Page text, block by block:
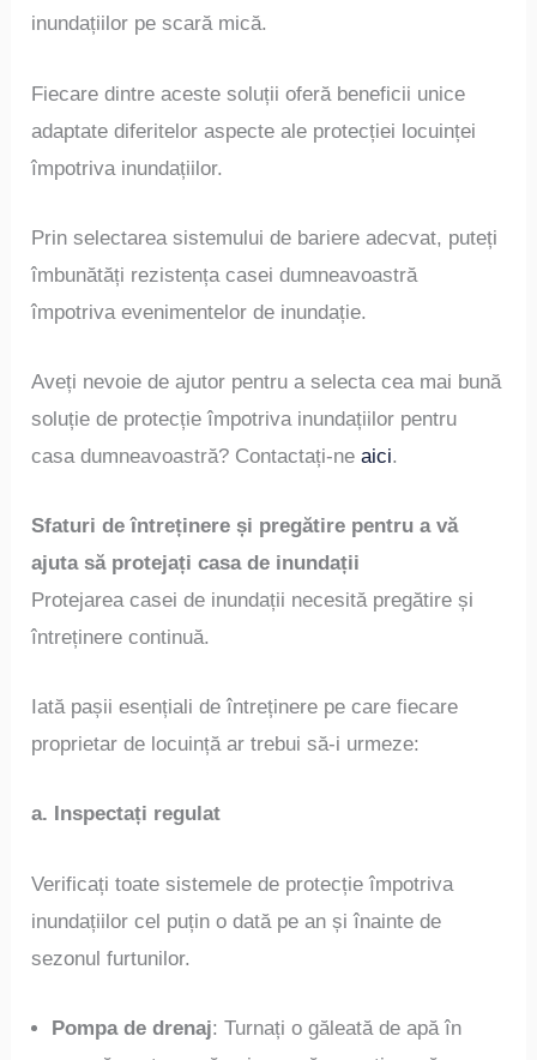
inundațiilor pe scară mică.
Fiecare dintre aceste soluții oferă beneficii unice
adaptate diferitelor aspecte ale protecției locuinței
împotriva inundațiilor.
Prin selectarea sistemului de bariere adecvat, puteți
îmbunătăți rezistența casei dumneavoastră
împotriva evenimentelor de inundație.
Aveți nevoie de ajutor pentru a selecta cea mai bună
soluție de protecție împotriva inundațiilor pentru
casa dumneavoastră? Contactați-neaici.
Sfaturi de întreținere și pregătire pentru a vă
ajuta să protejați casa de inundații
Protejarea casei de inundații necesită pregătire și
întreținere continuă.
Iată pașii esențiali de întreținere pe care fiecare
proprietar de locuință ar trebui să-i urmeze:
a. Inspectați regulat
Verificați toate sistemele de protecție împotriva
inundațiilor cel puțin o dată pe an și înainte de
sezonul furtunilor.
Pompa de drenaj: Turnați o găleată de apă în